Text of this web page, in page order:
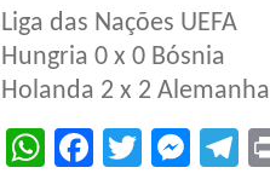
Liga das Nações UEFA
Hungria 0 x 0 Bósnia
Holanda 2 x 2 Alemanha
WhatsApp
Facebook
Twitter